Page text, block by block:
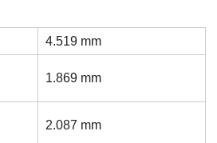
4.519 mm
1.869 mm
2.087 mm